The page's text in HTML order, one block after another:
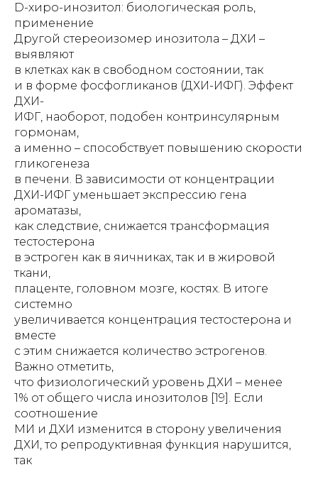
D-хиро-инозитол: биологическая роль,
применение
Другой стереоизомер инозитола – ДХИ –
выявляют
в клетках как в свободном состоянии, так
и в форме фосфогликанов (ДХИ-ИФГ). Эффект
ДХИ-
ИФГ, наоборот, подобен контринсулярным
гормонам,
а именно – способствует повышению скорости
гликогенеза
в печени. В зависимости от концентрации
ДХИ-ИФГ уменьшает экспрессию гена
ароматазы,
как следствие, снижается трансформация
тестостерона
в эстроген как в яичниках, так и в жировой
ткани,
плаценте, головном мозге, костях. В итоге
системно
увеличивается концентрация тестостерона и
вместе
с этим снижается количество эстрогенов.
Важно отметить,
что физиологический уровень ДХИ – менее
1% от общего числа инозитолов [19]. Если
соотношение
МИ и ДХИ изменится в сторону увеличения
ДХИ, то репродуктивная функция нарушится,
так